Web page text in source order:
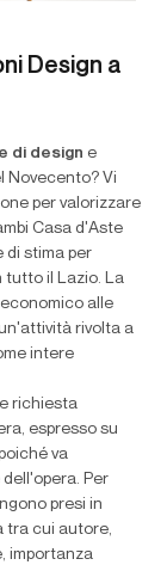
Design a
di design e
Novecento? Vi
per valorizzare
Casa d'Aste
di stima per
tutto il Lazio. La
alle
rivolta a
intere
richiesta
espresso su
va
Per
presi in
tra cui autore,
importanza